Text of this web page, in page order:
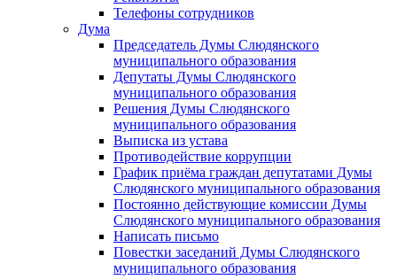
Телефоны сотрудников
Дума
Председатель Думы Слюдянского
муниципального образования
Депутаты Думы Слюдянского
муниципального образования
Решения Думы Слюдянского
муниципального образования
Выписка из устава
Противодействие коррупции
График приёма граждан депутатами Думы
Слюдянского муниципального образования
Постоянно действующие комиссии Думы
Слюдянского муниципального образования
Написать письмо
Повестки заседаний Думы Слюдянского
муниципального образования